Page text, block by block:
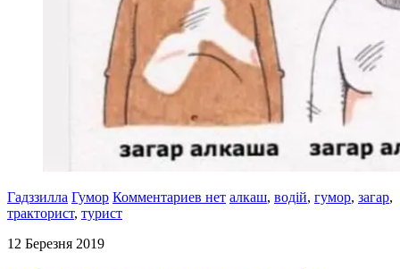
Гадззилла Гумор Комментариев нет алкаш, водій, гумор, загар,
тракторист, турист
12 Березня 2019